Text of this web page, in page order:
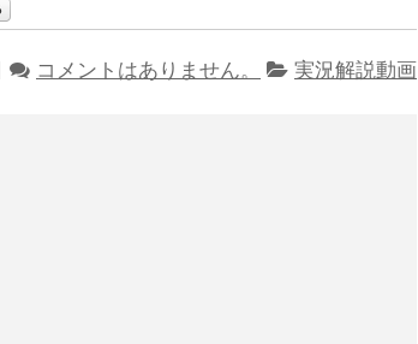
コメントはありません。 実況解説動画